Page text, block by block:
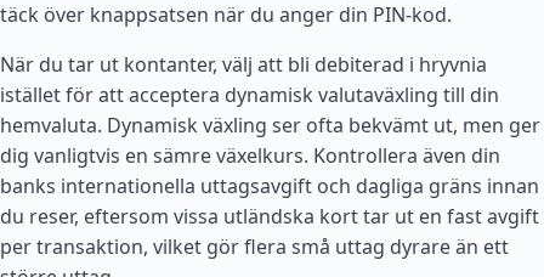
täck över knappsatsen när du anger din PIN-kod.
När du tar ut kontanter, välj att bli debiterad i hryvnia
istället för att acceptera dynamisk valutaväxling till din
hemvaluta. Dynamisk växling ser ofta bekvämt ut, men ger
dig vanligtvis en sämre växelkurs. Kontrollera även din
banks internationella uttagsavgift och dagliga gräns innan
du reser, eftersom vissa utländska kort tar ut en fast avgift
per transaktion, vilket gör flera små uttag dyrare än ett